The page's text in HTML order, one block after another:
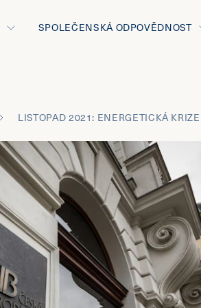
SPOLEČENSKÁ ODPOVĚDNOST
LISTOPAD 2021: ENERGETICKÁ KRIZE